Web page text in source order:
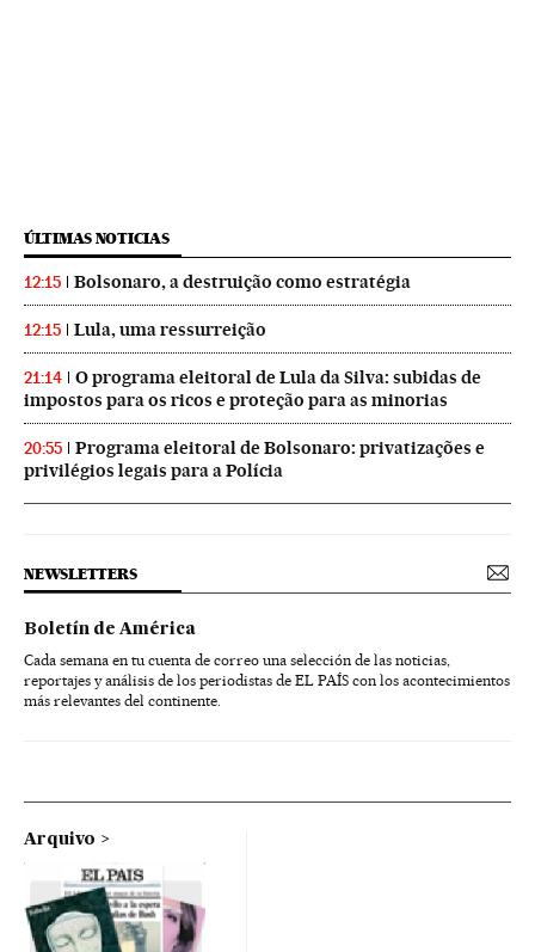
ÚLTIMAS NOTICIAS
12:15 Bolsonaro, a destruição como estratégia
12:15 Lula, uma ressurreição
21:14
O programa eleitoral de Lula da Silva: subidas de
impostos para os ricos e proteção para as minorias
20:55
Programa eleitoral de Bolsonaro: privatizações e
privilégios legais para a Polícia
NEWSLETTERS
Boletín de América
Cada semana en tu cuenta de correo una selección de las noticias,
reportajes y análisis de los periodistas de EL PAÍS con los acontecimientos
más relevantes del continente.
Arquivo